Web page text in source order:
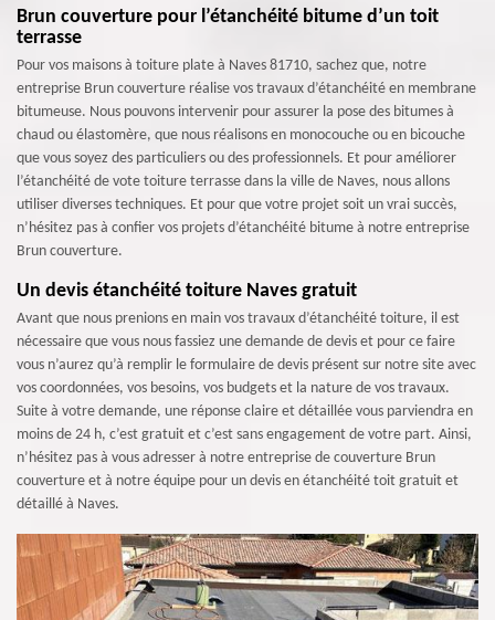
Brun couverture pour l’étanchéité bitume d’un toit
terrasse
Pour vos maisons à toiture plate à Naves 81710, sachez que, notre
entreprise Brun couverture réalise vos travaux d’étanchéité en membrane
bitumeuse. Nous pouvons intervenir pour assurer la pose des bitumes à
chaud ou élastomère, que nous réalisons en monocouche ou en bicouche
que vous soyez des particuliers ou des professionnels. Et pour améliorer
l’étanchéité de vote toiture terrasse dans la ville de Naves, nous allons
utiliser diverses techniques. Et pour que votre projet soit un vrai succès,
n’hésitez pas à confier vos projets d’étanchéité bitume à notre entreprise
Brun couverture.
Un devis étanchéité toiture Naves gratuit
Avant que nous prenions en main vos travaux d’étanchéité toiture, il est
nécessaire que vous nous fassiez une demande de devis et pour ce faire
vous n’aurez qu’à remplir le formulaire de devis présent sur notre site avec
vos coordonnées, vos besoins, vos budgets et la nature de vos travaux.
Suite à votre demande, une réponse claire et détaillée vous parviendra en
moins de 24 h, c’est gratuit et c’est sans engagement de votre part. Ainsi,
n’hésitez pas à vous adresser à notre entreprise de couverture Brun
couverture et à notre équipe pour un devis en étanchéité toit gratuit et
détaillé à Naves.